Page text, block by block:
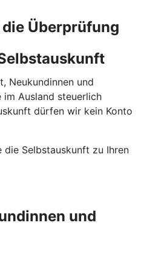
Überprüfung
Neukundinnen und
im Ausland steuerlich
dürfen wir kein Konto
die Selbstauskunft zu Ihren
und